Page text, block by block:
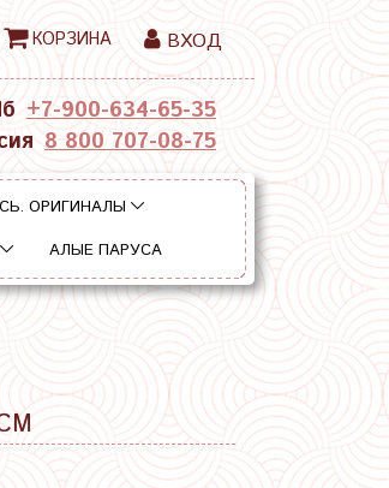
КОРЗИНА ВХОД
+7-900-634-65-35
8 800 707-08-75
ОРИГИНАЛЫ
АЛЫЕ ПАРУСА